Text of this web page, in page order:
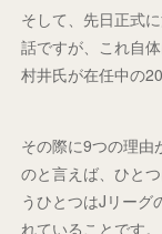
そして、先日正式
話ですが、これ自
村井氏が在任中の
その際に9つの理由
のと言えば、ひと
うひとつはJリーグ
れていることです